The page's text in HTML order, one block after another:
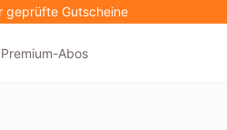
geprüfte Gutscheine
Abos